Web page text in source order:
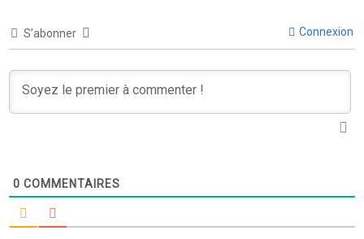
S’abonner Connexion
0 COMMENTAIRES